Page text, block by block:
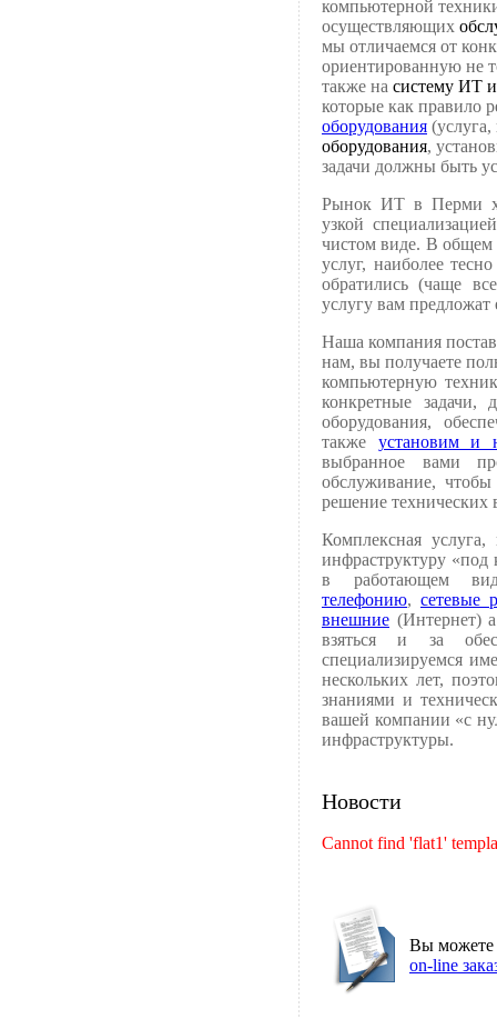
компьютерной
осуществляющих
мы отличаемся от
ориентированную не
также на систему ИТ
которые как правило
оборудования
оборудования,
задачи должны быть
Рынок ИТ в Перми
узкой
чистом виде. В общем
услуг, наиболее
обратились (чаще
услугу вам
Наша компания
нам, вы получаете
компьютерную
конкретные задачи,
оборудования,
также установим и
выбранное вами
обслуживание,
решение технических
Комплексная
инфраструктуру «под
в работающем
телефонию, сетевые
внешние (Интернет)
взяться и за
специализируемся
нескольких лет,
знаниями и
вашей компании «с
инфраструктуры.
Новости
Cannot find 'flat1'
Вы можете
on-line